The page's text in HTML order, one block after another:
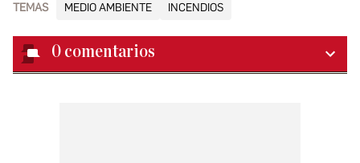
TEMAS MEDIO AMBIENTE INCENDIOS
0 comentarios